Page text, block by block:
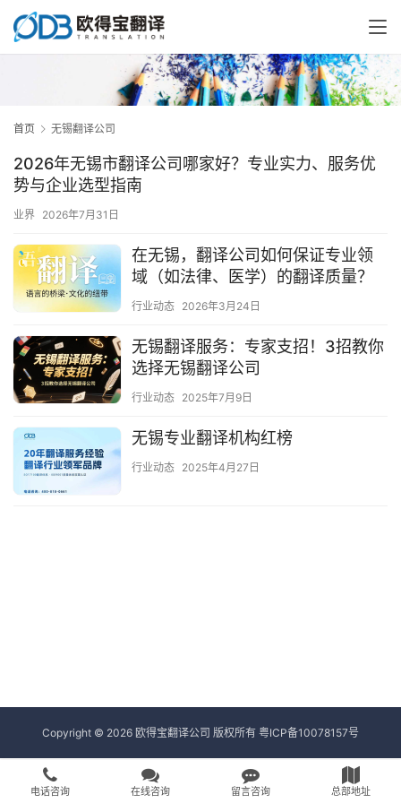
首页 无锡翻译公司
2026年无锡市翻译公司哪家好？专业实力、服务优
势与企业选型指南
业界 2026年7月31日
在无锡，翻译公司如何保证专业领
域（如法律、医学）的翻译质量？
行业动态 2026年3月24日
无锡翻译服务：专家支招！3招教你
选择无锡翻译公司
行业动态 2025年7月9日
无锡专业翻译机构红榜
行业动态 2025年4月27日
Copyright © 2026 欧得宝翻译公司 版权所有 粤ICP备10078157号
电话咨询 在线咨询 留言咨询 总部地址